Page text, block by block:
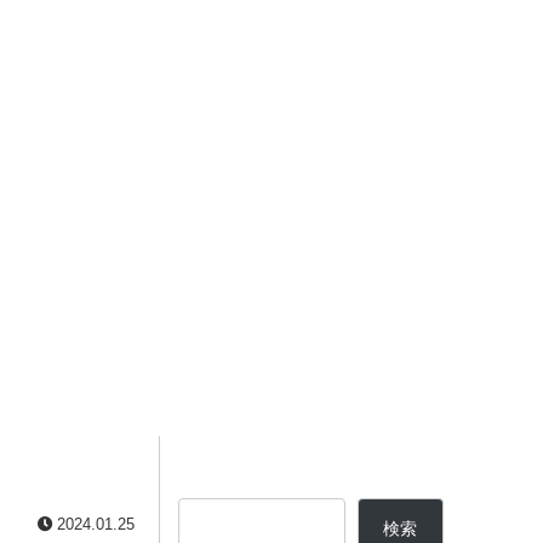
2024.01.25 検索